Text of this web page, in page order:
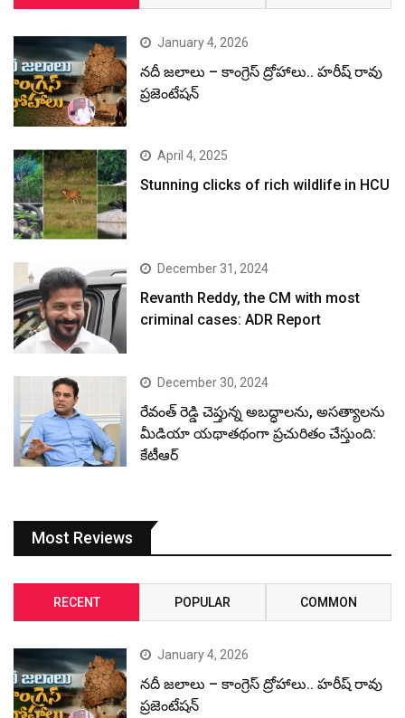
January 4, 2026
నదీ జలాలు – కాంగ్రెస్ ద్రోహాలు.. హరీష్ రావు
ప్రజెంటేషన్
April 4, 2025
Stunning clicks of rich wildlife in HCU
December 31, 2024
Revanth Reddy, the CM with most
criminal cases: ADR Report
December 30, 2024
రేవంత్ రెడ్డి చెప్తున్న అబద్ధాలను, అసత్యాలను
మీడియా యథాతథంగా ప్రచురితం చేస్తుంది:
కేటీఆర్
Most Reviews
RECENT POPULAR COMMON
January 4, 2026
నదీ జలాలు – కాంగ్రెస్ ద్రోహాలు.. హరీష్ రావు
ప్రజెంటేషన్